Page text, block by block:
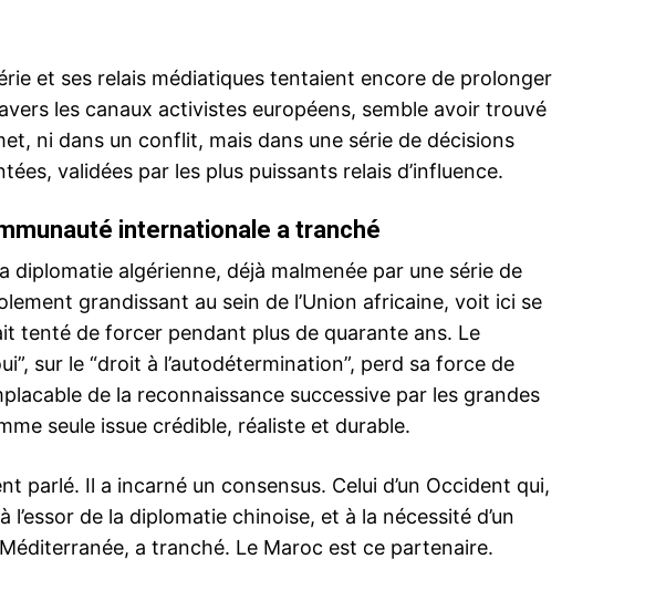
Trump appelle
des États-Unis de la la
annonce que les
la souveraineté
Sahara. D’après un haut
l’administration américaine,
a reconnu la légitimité
Sahara dans un entretien
le roi Mohammed VI. En
décision historique,
américaine a annoncé
Le Maroc obtient une victoire diplomatique
historique à l’ONU : un Discours Royal
attendu ce soir
31 October 2025
In "Sahara Marocain"
Antonio Guterres
pôle de
sécurité des
au Sahara
Antonio Guterres
l’ouverture, le 14
Consulat général
consulat devient
diplomatique à
provinces…
In "Sahara
et ses relais médiatiques tentaient encore de prolonger
les canaux activistes européens, semble avoir trouvé
ni dans un conflit, mais dans une série de décisions
validées par les plus puissants relais d’influence.
internationale a tranché
diplomatie algérienne, déjà malmenée par une série de
grandissant au sein de l’Union africaine, voit ici se
tenté de forcer pendant plus de quarante ans. Le
sur le “droit à l’autodétermination”, perd sa force de
de la reconnaissance successive par les grandes
seule issue crédible, réaliste et durable.
parlé. Il a incarné un consensus. Celui d’un Occident qui,
l’essor de la diplomatie chinoise, et à la nécessité d’un
a tranché. Le Maroc est ce partenaire.